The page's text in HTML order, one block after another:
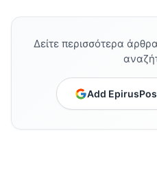
Δείτε περισσότερα
Add